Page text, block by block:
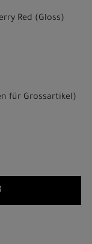
Red (Gloss)
für Grossartikel)